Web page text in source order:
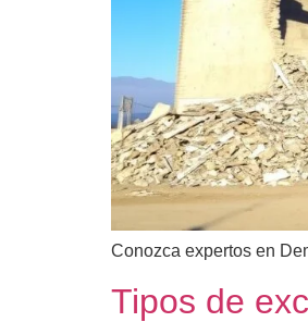
Conozca expertos en
Tipos de